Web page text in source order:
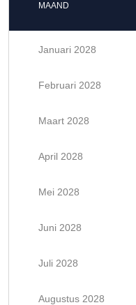
MAAND
Januari 2028
Februari 2028
Maart 2028
April 2028
Mei 2028
Juni 2028
Juli 2028
Augustus 2028